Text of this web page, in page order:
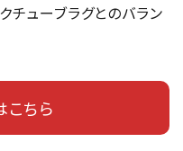
チューブラグとのバラン
ちら